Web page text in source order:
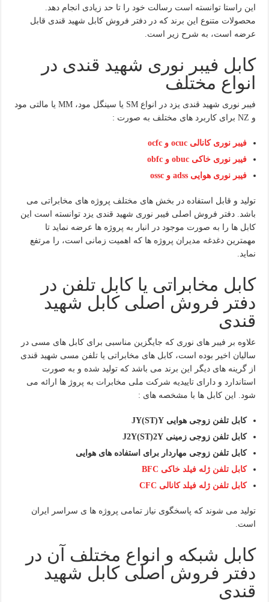
این راستا توانسته است رسالت خود را تا حد زیادی انجام دهد.
محصولات متنوع این برند که در دفتر فروش کابل شهید قندی قابل
عرضه است، به شرح زیر است.
کابل فیبر نوری شهید قندی در
انواع مختلف
فیبر نوری شهید قندی یزد در انواع SM یا سینگل مود، MM یا مالتی مود
و NZ برای کاربرد های مختلف به صورت :
فیبر نوری کانالیocuc وocfc
فیبر نوری خاکیobuc وobfc
فیبر نوری هواییadss وossc
تولید و قابل استفاده در بخش های مختلف پروژه های مخابراتی می
باشد. دفتر فروش اصلی فیبر نوری شهید قندی یزد توانسته است این
کابل ها را به صورت موجود در انبار به پروژه ها عرضه نماید تا
مهمترین دغدغه مدیران پروژه ها که اهمیت زمانی است، را مرتفع
نماید.
کابل مخابراتی یا کابل تلفن در
دفتر فروش اصلی کابل شهید
قندی
علاوه بر فیبر های نوری که جایگزین مناسبی برای کابل های مسی در
سالیان اخیر بوده است، کابل های مخابراتی یا تلفن مسی شهید قندی
از گرینه های دیگر این برند می باشد که تولید شده و به صورت
استاندارد و دارای تاییدیه شرکت ملی مخابرات به پروژ ها ارائه می
شود. این کابل ها با مشخصه های :
کابل تلفن زوجی هواییJY(ST)Y
کابل تلفن زوجی زمینیJ2Y(ST)2Y
کابل تلفن زوجی مهاردار برای استفاده های هوایی
کابل تلفن ژله فیلد خاکی BFC
کابل تلفن ژله فیلد کانالی CFC
تولید می شوند که پاسخگوی نیاز تمامی پروژه ها ی سراسر ایران
است.
کابل شبکه و انواع مختلف آن در
دفتر فروش اصلی کابل شهید
قندی